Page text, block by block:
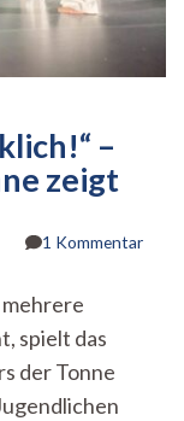
–
zeigt
1 Kommentarzu
spielt das
der Tonne